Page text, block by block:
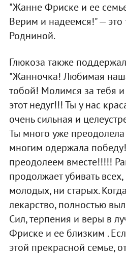
"Жанне Фриске и ее
Верим и надеемся!" — это
Родниной.
Глюкоза также
"Жанночка! Любимая
тобой! Молимся за тебя
этот недуг!!! Ты у нас
очень сильная и
Ты много уже
многим одержала
преодолеем вместе!!!!!
продолжает убивать
молодых, ни старых.
лекарство, полностью
Сил, терпения и веры в
Фриске и ее близким .
этой прекрасной семье,